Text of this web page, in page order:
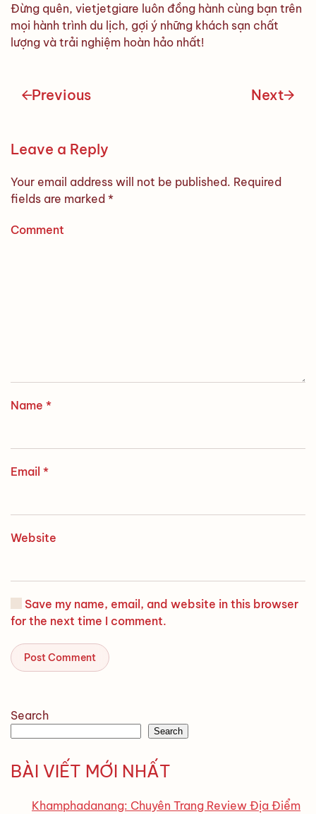
Đừng quên, vietjetgiare luôn đồng hành cùng bạn trên
mọi hành trình du lịch, gợi ý những khách sạn chất
lượng và trải nghiệm hoàn hảo nhất!
Previous Next
Leave a Reply
Your email address will not be published. Required
fields are marked *
Comment
Name *
Email *
Website
Save my name, email, and website in this browser
for the next time I comment.
Post Comment
Search
Search
BÀI VIẾT MỚI NHẤT
Khamphadanang: Chuyên Trang Review Địa Điểm